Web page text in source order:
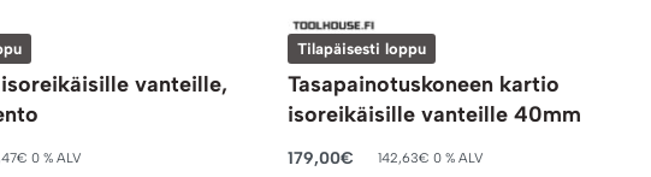
vanteille,
€ 0 % ALV
Tilapäisesti loppu
Tasapainotuskoneen kartio
isoreikäisille vanteille 40mm
179,00€ 142,63€ 0 % ALV